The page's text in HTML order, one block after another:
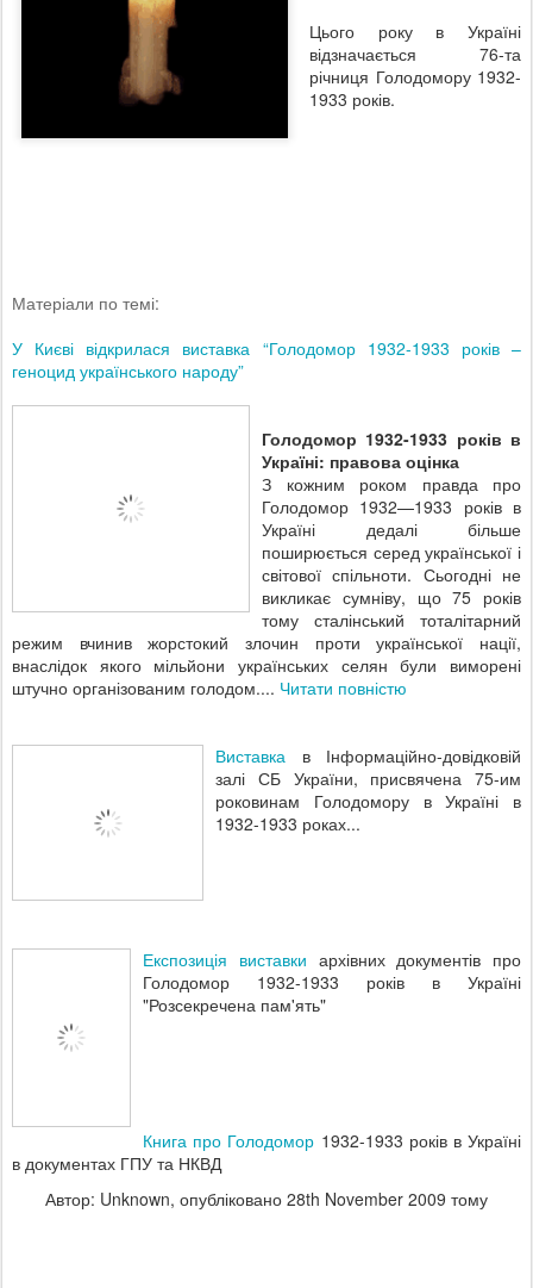
Цього року в Україні
відзначається 76-та
річниця Голодомору 1932-
1933 років.
Матеріали по темі:
У Києві відкрилася виставка “Голодомор 1932-1933 років –
геноцид українського народу”
Голодомор 1932-1933 років в
Україні: правова оцінка
З кожним роком правда про
Голодомор 1932—1933 років в
Україні дедалі більше
поширюється серед української і
світової спільноти. Сьогодні не
викликає сумніву, що 75 років
тому сталінський тоталітарний
режим вчинив жорстокий злочин проти української нації,
внаслідок якого мільйони українських селян були виморені
штучно організованим голодом.... Читати повністю
Виставка в Інформаційно-довідковій
залі СБ України, присвячена 75-им
роковинам Голодомору в Україні в
1932-1933 роках...
Експозиція виставки архівних документів про
Голодомор 1932-1933 років в Україні
"Розсекречена пам'ять"
Книга про Голодомор 1932-1933 років в Україні
в документах ГПУ та НКВД
Автор: Unknown, опубліковано 28th November 2009 тому